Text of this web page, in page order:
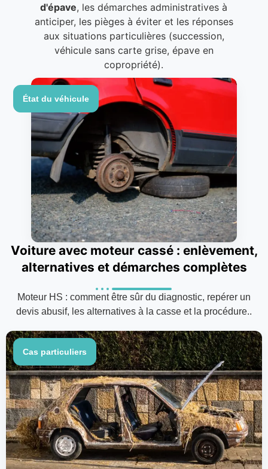
d'épave, les démarches administratives à
anticiper, les pièges à éviter et les réponses
aux situations particulières (succession,
véhicule sans carte grise, épave en
copropriété).
État du véhicule
Voiture avec moteur cassé : enlèvement,
alternatives et démarches complètes
Moteur HS : comment être sûr du diagnostic, repérer un
devis abusif, les alternatives à la casse et la procédure..
Cas particuliers